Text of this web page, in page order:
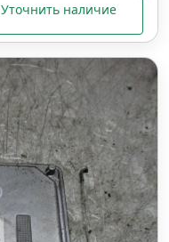
Уточнить наличие